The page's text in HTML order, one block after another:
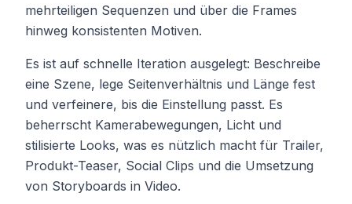
mehrteiligen Sequenzen und über die Frames
hinweg konsistenten Motiven.
Es ist auf schnelle Iteration ausgelegt: Beschreibe
eine Szene, lege Seitenverhältnis und Länge fest
und verfeinere, bis die Einstellung passt. Es
beherrscht Kamerabewegungen, Licht und
stilisierte Looks, was es nützlich macht für Trailer,
Produkt-Teaser, Social Clips und die Umsetzung
von Storyboards in Video.